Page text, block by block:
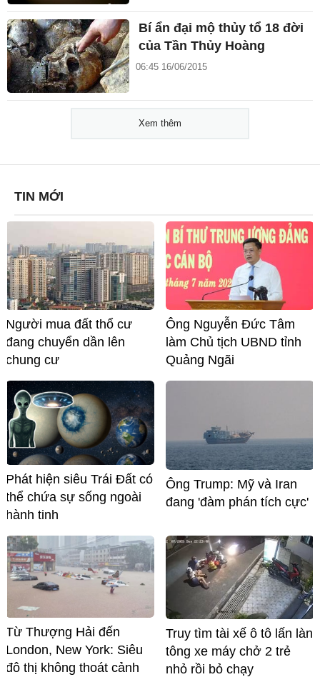
Bí ẩn đại mộ thủy tổ 18 đời
của Tần Thủy Hoàng
06:45 16/06/2015
Xem thêm
TIN MỚI
Người mua đất thổ cư
đang chuyển dần lên
chung cư
Ông Nguyễn Đức Tâm
làm Chủ tịch UBND tỉnh
Quảng Ngãi
Phát hiện siêu Trái Đất có
thể chứa sự sống ngoài
hành tinh
Ông Trump: Mỹ và Iran
đang 'đàm phán tích cực'
Từ Thượng Hải đến
London, New York: Siêu
đô thị không thoát cảnh
Truy tìm tài xế ô tô lấn làn
tông xe máy chở 2 trẻ
nhỏ rồi bỏ chạy